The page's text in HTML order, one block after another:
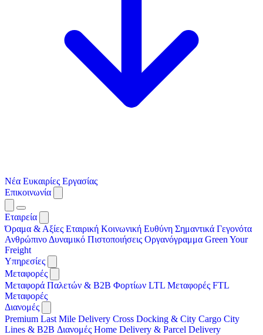
Νέα Ευκαιρίες Εργασίας
Επικοινωνία
Εταιρεία
Όραμα & Αξίες Εταιρική Κοινωνική Ευθύνη Σημαντικά Γεγονότα
Ανθρώπινο Δυναμικό Πιστοποιήσεις Οργανόγραμμα Green Your
Freight
Υπηρεσίες
Μεταφορές
Μεταφορά Παλετών & B2B Φορτίων LTL Μεταφορές FTL
Μεταφορές
Διανομές
Premium Last Mile Delivery Cross Docking & City Cargo City
Lines & B2B Διανομές Home Delivery & Parcel Delivery